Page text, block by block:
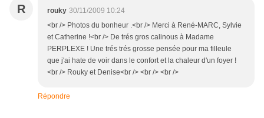
R rouky 30/11/2009 10:24
<br /> Photos du bonheur .<br /> Merci à René-MARC, Sylvie
et Catherine !<br /> De trés gros calinous à Madame
PERPLEXE ! Une trés trés grosse pensée pour ma filleule
que j'ai hate de voir dans le confort et la chaleur d'un foyer !
<br /> Rouky et Denise<br /> <br /> <br />
Répondre